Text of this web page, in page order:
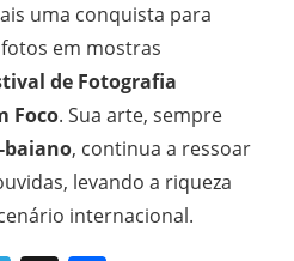
uma conquista para
em mostras
de Fotografia
Foco. Sua arte, sempre
baiano, continua a ressoar
levando a riqueza
internacional.